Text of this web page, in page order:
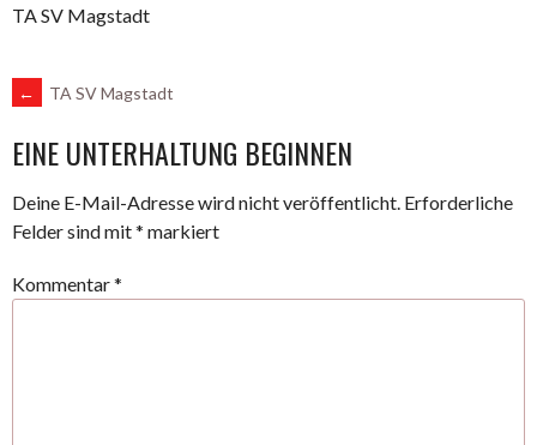
TA SV Magstadt
ARTIKEL-
NAVIGATION
← TA SV Magstadt
EINE UNTERHALTUNG BEGINNEN
Deine E-Mail-Adresse wird nicht veröffentlicht. Erforderliche
Felder sind mit* markiert
Kommentar*